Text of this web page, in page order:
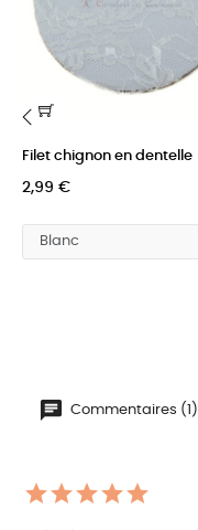
Filet chignon en dentelle
2,99 €
Commentaires (1)